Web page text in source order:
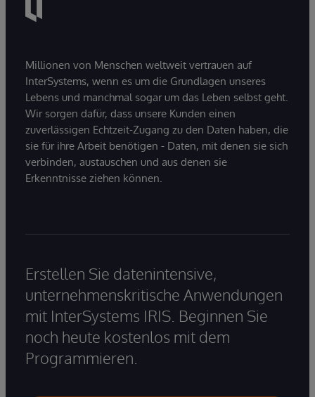
Millionen von Menschen weltweit vertrauen auf
InterSystems, wenn es um die Grundlagen unseres
Lebens und manchmal sogar um das Leben selbst geht.
Wir sorgen dafür, dass unsere Kunden einen
zuverlässigen Echtzeit-Zugang zu den Daten haben, die
sie für ihre Arbeit benötigen - Daten, mit denen sie sich
verbinden, austauschen und aus denen sie
Erkenntnisse ziehen können.
Erstellen Sie datenintensive,
unternehmenskritische Anwendungen
mit InterSystems IRIS. Beginnen Sie
noch heute kostenlos mit dem
Programmieren.